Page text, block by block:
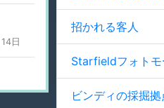
日
招かれる客人
Starfieldフォトモ
ビンディの採掘拠